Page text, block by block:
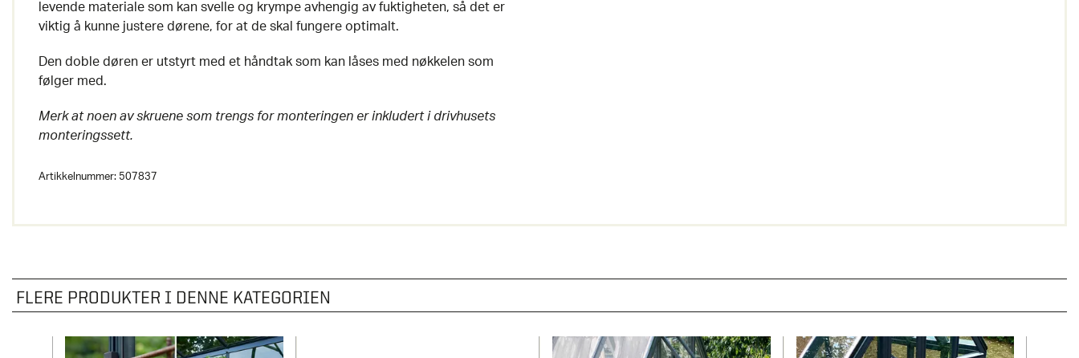
levende materiale som kan svelle og krympe avhengig av fuktigheten, så det er
viktig å kunne justere dørene, for at de skal fungere optimalt.
Den doble døren er utstyrt med et håndtak som kan låses med nøkkelen som
følger med.
Merk at noen av skruene som trengs for monteringen er inkludert i drivhusets
monteringssett.
Artikkelnummer: 507837
FLERE PRODUKTER I DENNE KATEGORIEN